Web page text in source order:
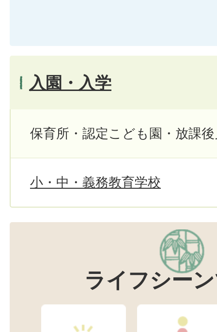
入園・入学
保育所・認定こども園・放課
小・中・義務教育学校
ライフシー